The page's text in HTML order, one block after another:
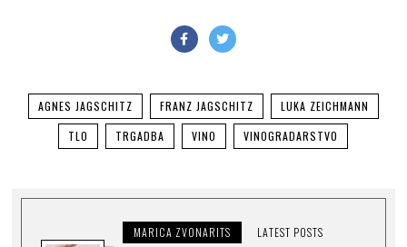
AGNES JAGSCHITZ FRANZ JAGSCHITZ
LUKA ZEICHMANN
TLO
TRGADBA VINO VINOGRADARSTVO
MARICA ZVONARITS LATEST POSTS